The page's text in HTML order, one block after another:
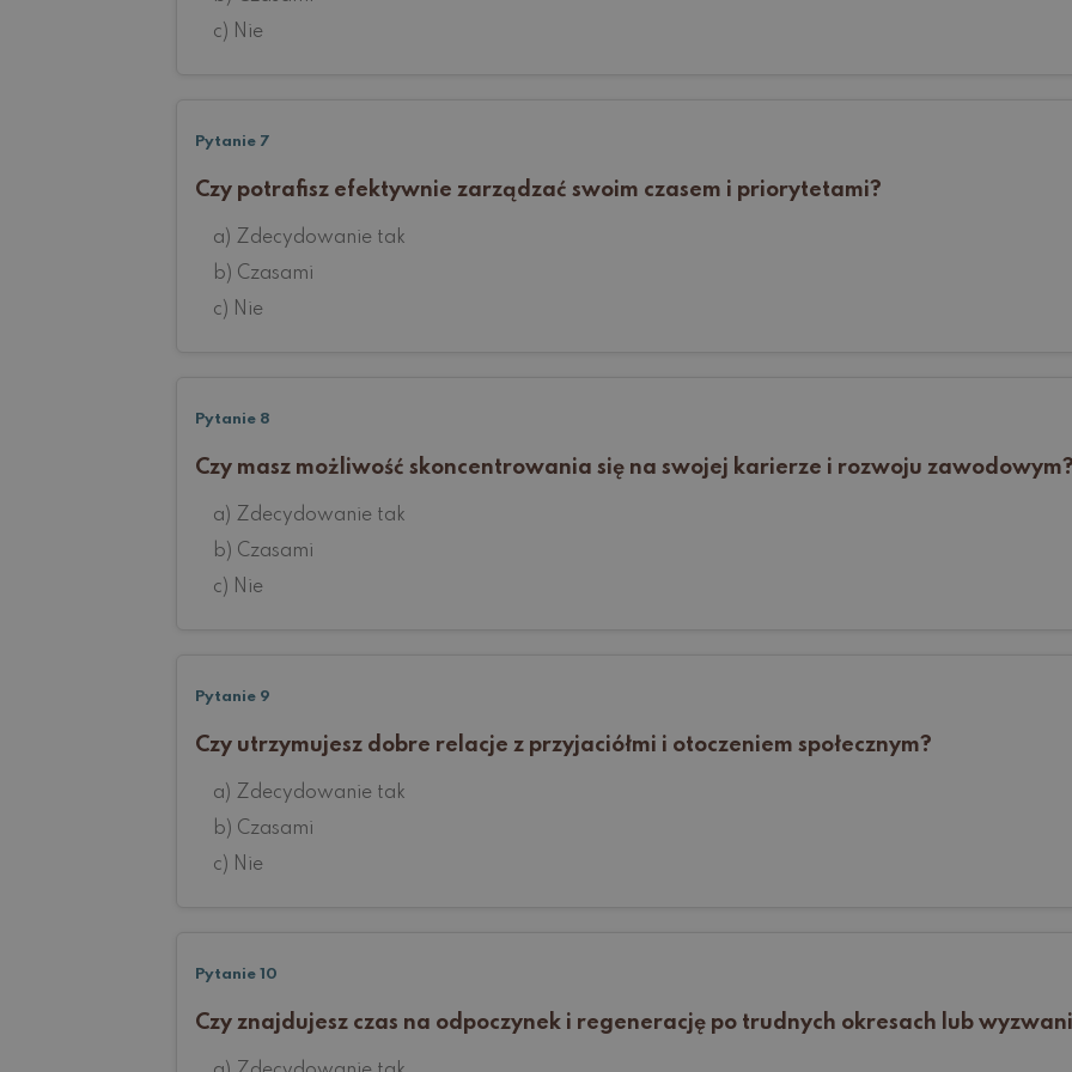
c) Nie
Pytanie 7
Czy potrafisz efektywnie zarządzać swoim czasem i priorytetami?
a) Zdecydowanie tak
b) Czasami
c) Nie
Pytanie 8
Czy masz możliwość skoncentrowania się na swojej karierze i rozwoju
a) Zdecydowanie tak
b) Czasami
c) Nie
Pytanie 9
Czy utrzymujesz dobre relacje z przyjaciółmi i otoczeniem społecznym?
a) Zdecydowanie tak
b) Czasami
c) Nie
Pytanie 10
Czy znajdujesz czas na odpoczynek i regenerację po trudnych okresach lub